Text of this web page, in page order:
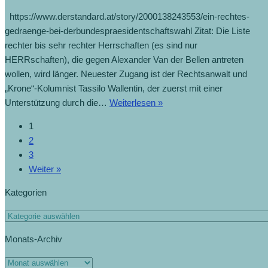
https://www.derstandard.at/story/2000138243553/ein-rechtes-
gedraenge-bei-derbundespraesidentschaftswahl Zitat: Die Liste
rechter bis sehr rechter Herrschaften (es sind nur
HERRschaften), die gegen Alexander Van der Bellen antreten
wollen, wird länger. Neuester Zugang ist der Rechtsanwalt und
„Krone“-Kolumnist Tassilo Wallentin, der zuerst mit einer
Unterstützung durch die… Weiterlesen »
1
2
3
Weiter »
Kategorien
Monats-Archiv